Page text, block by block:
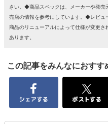
さい。◆商品スペックは、メーカーや発売
売店の情報を参考にしています。◆レビュ
商品のリニューアルによって仕様が変更
あります。
この記事をみんなにおすす